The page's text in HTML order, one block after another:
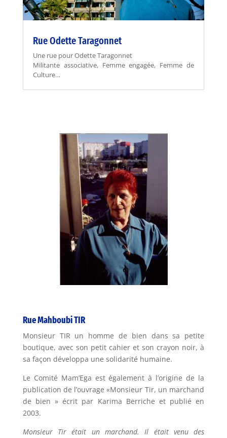
Rue Odette Taragonnet
Une rue pour Odette Taragonnet
Militante associative, Femme engagée, Femme de
Culture…
Rue Mahboubi TIR
Monsieur TIR un homme de bien dans sa petite
boutique, avec son petit cahier et son crayon noir, à
sa façon développa une solidarité humaine.
Le Comité Mam’Ega est également à l’origine de la
publication de l’ouvrage «Monsieur Tir, un marchand
de bien » écrit par Karima Berriche et publié en
2003.
Monsieur Tir était un marchand. Il était venu des